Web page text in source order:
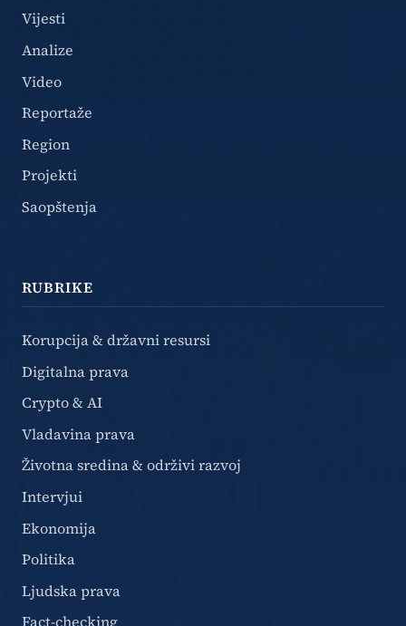
Vijesti
Analize
Video
Reportaže
Region
Projekti
Saopštenja
RUBRIKE
Korupcija & državni resursi
Digitalna prava
Crypto & AI
Vladavina prava
Životna sredina & održivi razvoj
Intervjui
Ekonomija
Politika
Ljudska prava
Fact-checking